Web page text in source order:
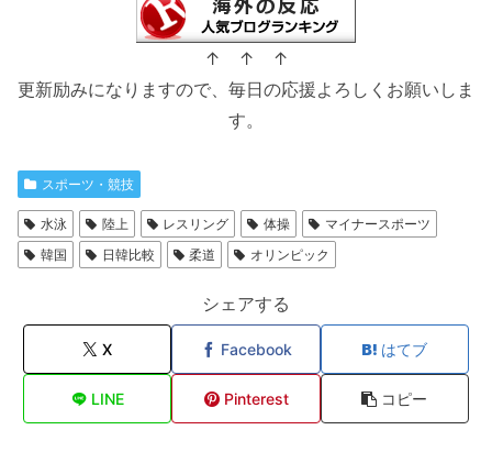
↑ ↑ ↑
更新励みになりますので、毎日の応援よろしくお願いしま
す。
スポーツ・競技
水泳 陸上 レスリング 体操
マイナースポーツ
韓国
日韓比較 柔道 オリンピック
シェアする
X Facebook はてブ
LINE Pinterest コピー